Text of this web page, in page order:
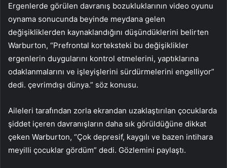
Ergenlerde görülen davranış bozukluklarının video oyunu
oynama sonucunda beyinde meydana gelen
değişikliklerden kaynaklandığını düşündüklerini belirten
Warburton, “Prefrontal korteksteki bu değişiklikler
ergenlerin duygularını kontrol etmelerini, yaptıklarına
odaklanmalarını ve işleyişlerini sürdürmelerini engelliyor”
dedi. çevrimdışı dünya.” söz konusu.
Aileleri tarafından zorla ekrandan uzaklaştırılan çocuklarda
şiddet içeren davranışların daha sık görüldüğüne dikkat
çeken Warburton, “Çok depresif, kaygılı ve bazen intihara
meyilli çocuklar gördüm” dedi. Gözlemini paylaştı.